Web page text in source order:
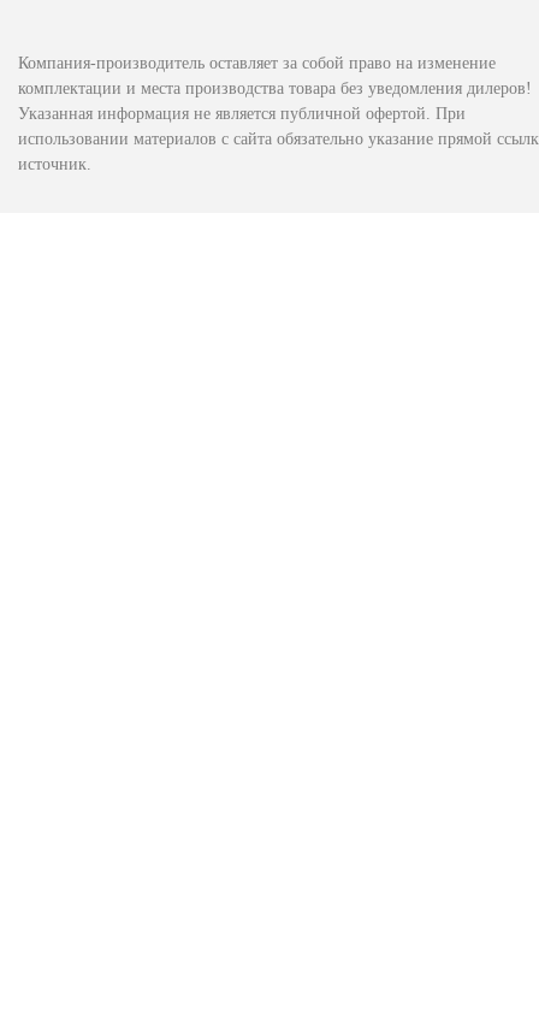
Компания-производитель оставляет за собой право на изменение
комплектации и места производства товара без уведомления дилеров!
Указанная информация не является публичной офертой. При
использовании материалов с сайта обязательно указание прямой
источник.